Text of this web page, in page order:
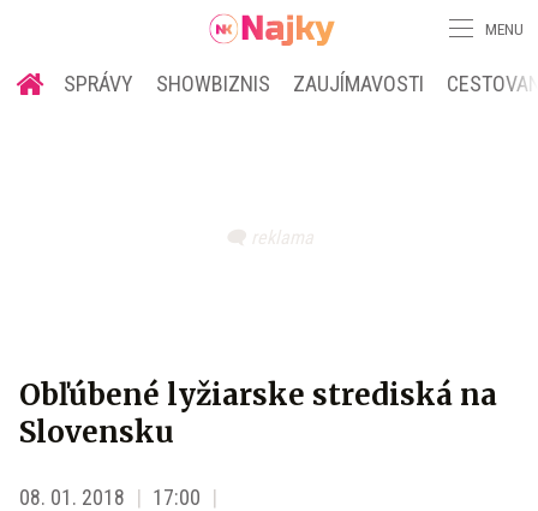
MENU
SPRÁVY SHOWBIZNIS ZAUJÍMAVOSTI
Obľúbené lyžiarske strediská na
Slovensku
08. 01. 2018
17:00